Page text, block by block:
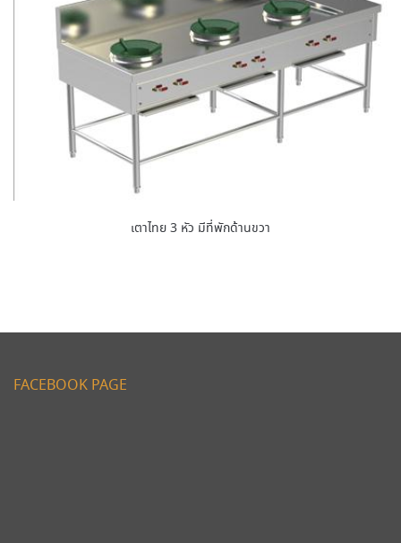
เตาไทย 3 หัว มีที่พักด้านขวา
FACEBOOK PAGE